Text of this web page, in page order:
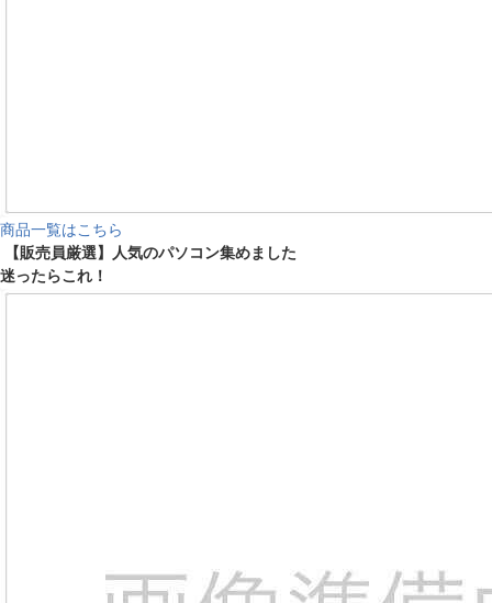
商品一覧はこちら
【販売員厳選】人気のパソコン集めました
迷ったらこれ！